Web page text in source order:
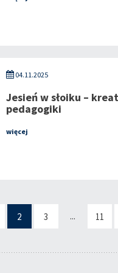
04.11.2025
Jesień w słoiku –
pedagogiki
więcej
2 3 ... 11